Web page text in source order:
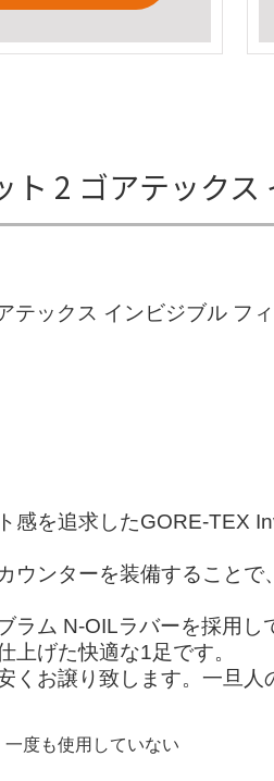
ト 2 ゴアテック
テックス インビジブル フ
感を追求したGORE-TEX
ウンターを装備すること
ム N-OILラバーを採用し
上げた快適な1足です。
くお譲り致します。一旦
度も使用していない